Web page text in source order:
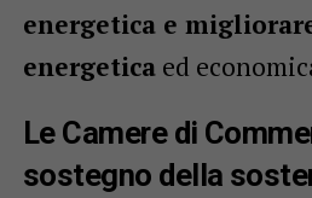
energetica e
energeticaed
Le Camere di
sostegno della